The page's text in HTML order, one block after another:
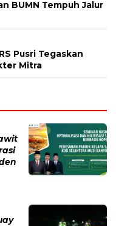
BUMN Tempuh Jalur
Pusri Tegaskan
Mitra